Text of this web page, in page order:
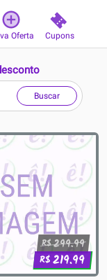
Oferta Cupons
Buscar
R$299.99
R$219.99